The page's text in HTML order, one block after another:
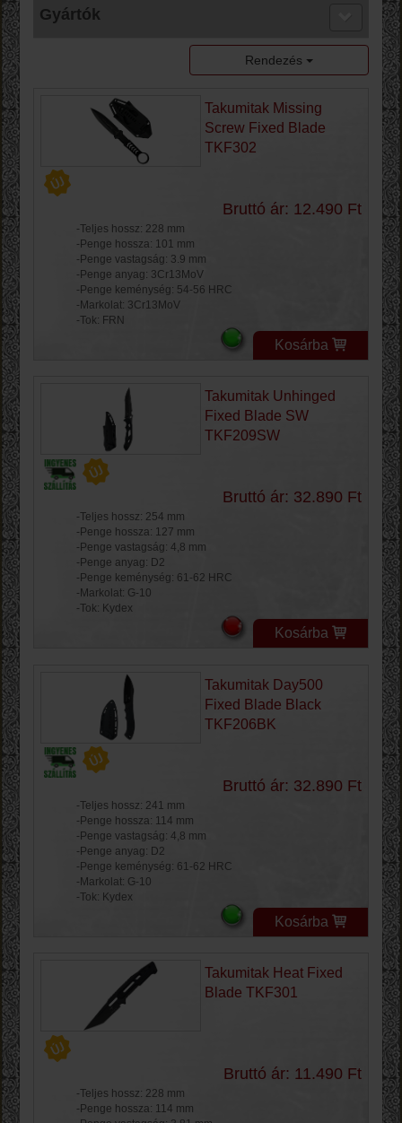
Gyártók
Rendezés
Takumitak Missing
Screw Fixed Blade
TKF302
Bruttó ár: 12.490 Ft
-Teljes hossz: 228 mm
-Penge hossza: 101 mm
-Penge vastagság: 3.9 mm
-Penge anyag: 3Cr13MoV
-Penge keménység: 54-56 HRC
-Markolat: 3Cr13MoV
-Tok: FRN
Kosárba
Takumitak Unhinged
Fixed Blade SW
TKF209SW
Bruttó ár: 32.890 Ft
-Teljes hossz: 254 mm
-Penge hossza: 127 mm
-Penge vastagság: 4,8 mm
-Penge anyag: D2
-Penge keménység: 61-62 HRC
-Markolat: G-10
-Tok: Kydex
Kosárba
Takumitak Day500
Fixed Blade Black
TKF206BK
Bruttó ár: 32.890 Ft
-Teljes hossz: 241 mm
-Penge hossza: 114 mm
-Penge vastagság: 4,8 mm
-Penge anyag: D2
-Penge keménység: 61-62 HRC
-Markolat: G-10
-Tok: Kydex
Kosárba
Takumitak Heat Fixed
Blade TKF301
Bruttó ár: 11.490 Ft
-Teljes hossz: 228 mm
-Penge hossza: 114 mm